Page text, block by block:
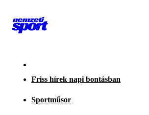
Friss hírek napi bontásban
Sportműsor